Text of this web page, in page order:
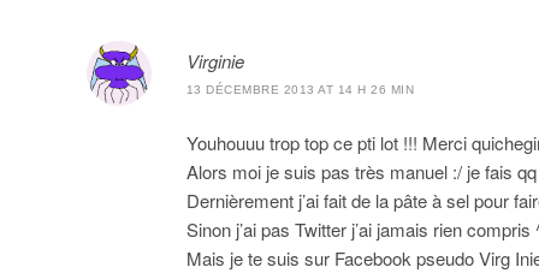
Virginie
13 DÉCEMBRE 2013 AT 14 H 26 MIN
Youhouuu trop top ce pti lot !!! Merci
Alors moi je suis pas très manuel :/ je fais
Dernièrement j’ai fait de la pâte à sel pour
Sinon j’ai pas Twitter j’ai jamais rien compris
Mais je te suis sur Facebook pseudo Virg